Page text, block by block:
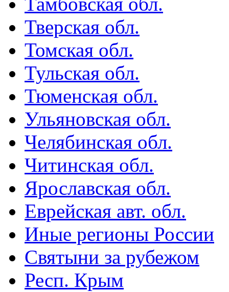
Тверская обл.
Томская обл.
Тульская обл.
Тюменская обл.
Ульяновская обл.
Челябинская обл.
Читинская обл.
Ярославская обл.
Еврейская авт. обл.
Иные регионы России
Святыни за рубежом
Респ. Крым